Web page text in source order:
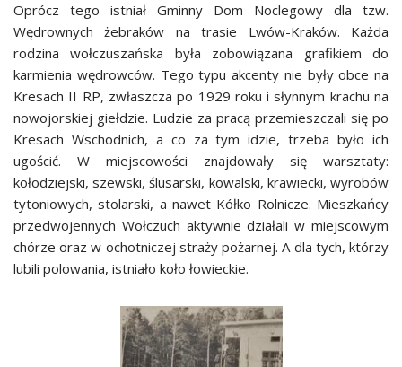
Oprócz tego istniał Gminny Dom Noclegowy dla tzw.
Wędrownych żebraków na trasie Lwów-Kraków. Każda
rodzina wołczuszańska była zobowiązana grafikiem do
karmienia wędrowców. Tego typu akcenty nie były obce na
Kresach II RP, zwłaszcza po 1929 roku i słynnym krachu na
nowojorskiej giełdzie. Ludzie za pracą przemieszczali się po
Kresach Wschodnich, a co za tym idzie, trzeba było ich
ugościć. W miejscowości znajdowały się warsztaty:
kołodziejski, szewski, ślusarski, kowalski, krawiecki, wyrobów
tytoniowych, stolarski, a nawet Kółko Rolnicze. Mieszkańcy
przedwojennych Wołczuch aktywnie działali w miejscowym
chórze oraz w ochotniczej straży pożarnej. A dla tych, którzy
lubili polowania, istniało koło łowieckie.